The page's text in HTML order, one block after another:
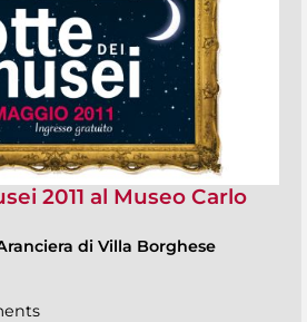
2011 al Museo Carlo
di Villa Borghese